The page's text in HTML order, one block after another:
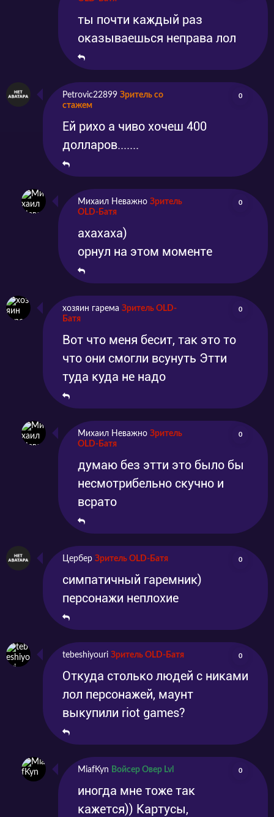
ты почти каждый раз
оказываешься неправа лол
Petrovic22899 Зритель со
стажем
0
Ей рихо а чиво хочеш 400
долларов.......
Михаил Неважно Зритель
OLD-Батя
0
ахахаха)
орнул на этом моменте
хозяин гарема Зритель OLD-
Батя
0
Вот что меня бесит, так это то
что они смогли всунуть Этти
туда куда не надо
Михаил Неважно Зритель
OLD-Батя
0
думаю без этти это было бы
несмотрибельно скучно и
всрато
Цербер Зритель OLD-Батя 0
симпатичный гаремник)
персонажи неплохие
tebeshiyouri Зритель OLD-Батя 0
Откуда столько людей с никами
лол персонажей, маунт
выкупили riot games?
MiafKyn Войсер Овер Lvl 0
иногда мне тоже так
кажется)) Картусы,